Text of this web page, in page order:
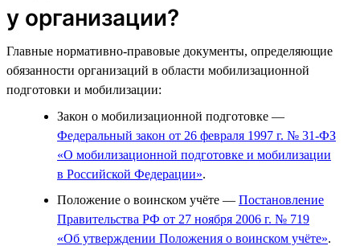
у организации?
Главные нормативно-правовые документы, определяющие
обязанности организаций в области мобилизационной
подготовки и мобилизации:
Закон о мобилизационной подготовке —
Федеральный закон от 26 февраля 1997 г. № 31-ФЗ
«О мобилизационной подготовке и мобилизации
в Российской Федерации».
Положение о воинском учёте — Постановление
Правительства РФ от 27 ноября 2006 г. № 719
«Об утверждении Положения о воинском учёте».